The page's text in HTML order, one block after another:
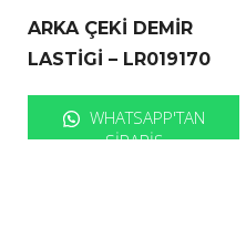
ARKA ÇEKİ DEMİR
LASTİGİ – LR019170
WHATSAPP'TAN
SIPARIŞ